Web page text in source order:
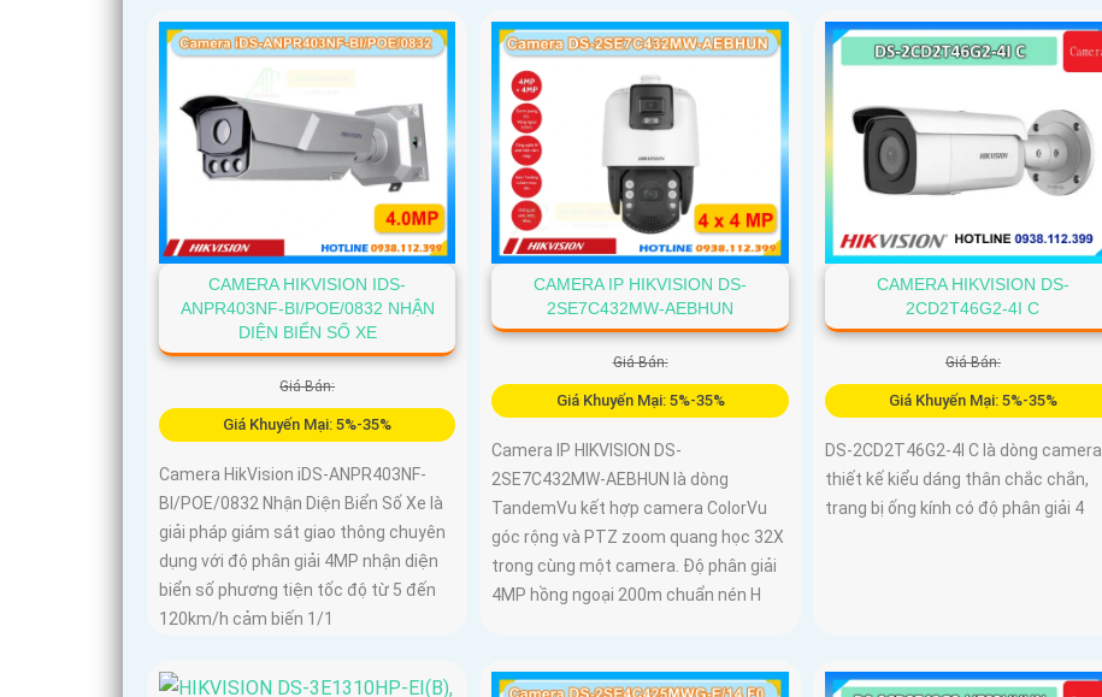
CAMERA HIKVISION IDS-
ANPR403NF-BI/POE/0832 NHẬN
DIỆN BIỂN SỐ XE
Giá Bán:
Giá Khuyến Mại: 5%-35%
Camera HikVision iDS-ANPR403NF-
BI/POE/0832 Nhận Diện Biển Số Xe là
giải pháp giám sát giao thông chuyên
dụng với độ phân giải 4MP nhận diện
biển số phương tiện tốc độ từ 5 đến
120km/h cảm biến 1/1
CAMERA IP HIKVISION DS-
2SE7C432MW-AEBHUN
Giá Bán:
Giá Khuyến Mại: 5%-35%
Camera IP HIKVISION DS-
2SE7C432MW-AEBHUN là dòng
TandemVu kết hợp camera ColorVu
góc rộng và PTZ zoom quang học 32X
trong cùng một camera. Độ phân giải
4MP hồng ngoại 200m chuẩn nén H
CAMERA HIKVISION DS-
2CD2T46G2-4I C
Giá Bán:
Giá Khuyến Mại: 5%-35%
DS-2CD2T46G2-4I C là dòng camera
thiết kế kiểu dáng thân chắc chắn,
trang bị ống kính có độ phân giải 4